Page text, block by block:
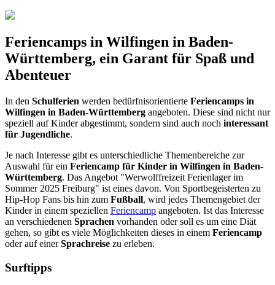
Feriencamps in Wilfingen in Baden-
Württemberg, ein Garant für Spaß und
Abenteuer
In den Schulferien werden bedürfnisorientierte Feriencamps in
Wilfingen in Baden-Württemberg angeboten. Diese sind nicht nur
speziell auf Kinder abgestimmt, sondern sind auch noch interessant
für Jugendliche.
Je nach Interesse gibt es unterschiedliche Themenbereiche zur
Auswahl für ein Feriencamp für Kinder in Wilfingen in Baden-
Württemberg. Das Angebot "Werwolffreizeit Ferienlager im
Sommer 2025 Freiburg" ist eines davon. Von Sportbegeisterten zu
Hip-Hop Fans bis hin zum Fußball, wird jedes Themengebiet der
Kinder in einem speziellen Feriencamp angeboten. Ist das Interesse
an verschiedenen Sprachen vorhanden oder soll es um eine Diät
gehen, so gibt es viele Möglichkeiten dieses in einem Feriencamp
oder auf einerSprachreise zu erleben.
Surftipps